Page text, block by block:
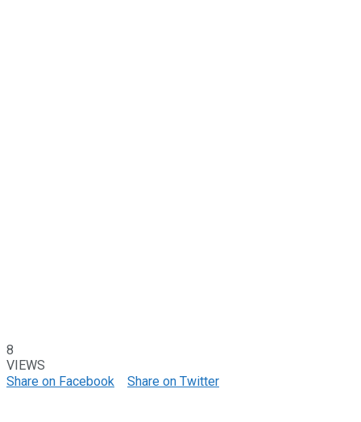
8
VIEWS
Share on Facebook
Share on Twitter